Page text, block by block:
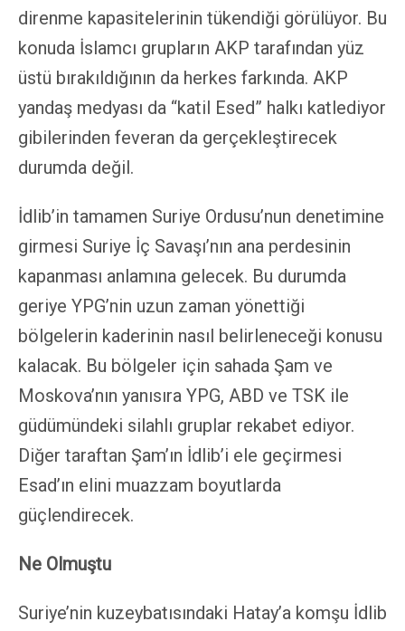
direnme kapasitelerinin tükendiği görülüyor. Bu
konuda İslamcı grupların AKP tarafından yüz
üstü bırakıldığının da herkes farkında. AKP
yandaş medyası da “katil Esed” halkı katlediyor
gibilerinden feveran da gerçekleştirecek
durumda değil.
İdlib’in tamamen Suriye Ordusu’nun denetimine
girmesi Suriye İç Savaşı’nın ana perdesinin
kapanması anlamına gelecek. Bu durumda
geriye YPG’nin uzun zaman yönettiği
bölgelerin kaderinin nasıl belirleneceği konusu
kalacak. Bu bölgeler için sahada Şam ve
Moskova’nın yanısıra YPG, ABD ve TSK ile
güdümündeki silahlı gruplar rekabet ediyor.
Diğer taraftan Şam’ın İdlib’i ele geçirmesi
Esad’ın elini muazzam boyutlarda
güçlendirecek.
Ne Olmuştu
Suriye’nin kuzeybatısındaki Hatay’a komşu İdlib